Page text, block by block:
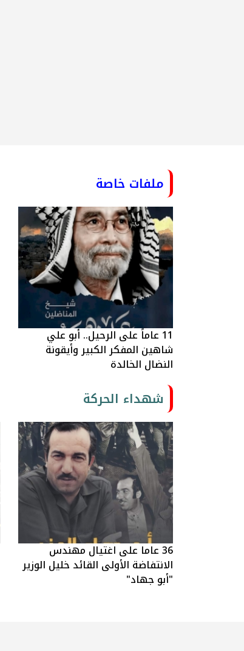
ملفات خاصة
11 عاماً على الرحيل.. أبو علي
شاهين المفكر الكبير وأيقونة
النضال الخالدة
شهداء الحركة
36 عاما على اغتيال مهندس
الانتفاضة الأولى القائد خليل الوزير
"أبو جهاد"